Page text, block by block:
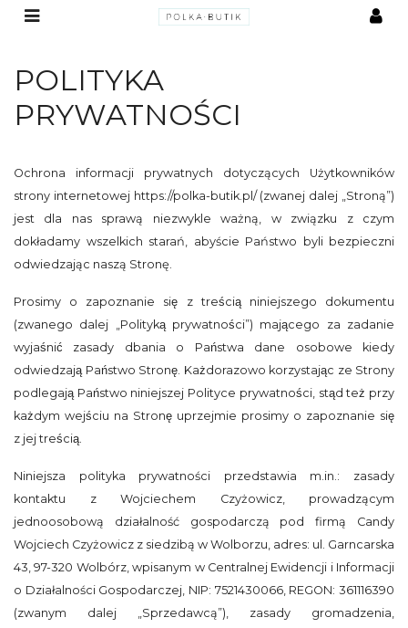
POLITYKA
PRYWATNOŚCI
Ochrona informacji prywatnych dotyczących Użytkowników
strony internetowej https://polka-butik.pl/ (zwanej dalej „Stroną”)
jest dla nas sprawą niezwykle ważną, w związku z czym
dokładamy wszelkich starań, abyście Państwo byli bezpieczni
odwiedzając naszą Stronę.
Prosimy o zapoznanie się z treścią niniejszego dokumentu
(zwanego dalej „Polityką prywatności”) mającego za zadanie
wyjaśnić zasady dbania o Państwa dane osobowe kiedy
odwiedzają Państwo Stronę. Każdorazowo korzystając ze Strony
podlegają Państwo niniejszej Polityce prywatności, stąd też przy
każdym wejściu na Stronę uprzejmie prosimy o zapoznanie się
z jej treścią.
Niniejsza polityka prywatności przedstawia m.in.: zasady
kontaktu z Wojciechem Czyżowicz, prowadzącym
jednoosobową działalność gospodarczą pod firmą Candy
Wojciech Czyżowicz z siedzibą w Wolborzu, adres: ul. Garncarska
43, 97-320 Wolbórz, wpisanym w Centralnej Ewidencji i Informacji
o Działalności Gospodarczej, NIP: 7521430066, REGON: 361116390
(zwanym dalej „Sprzedawcą”), zasady gromadzenia,